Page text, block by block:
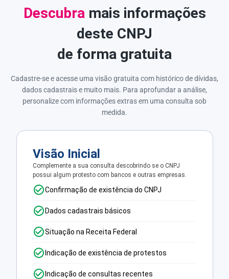
Descubra mais informações
deste CNPJ
de forma gratuita
Cadastre-se e acesse uma visão gratuita com histórico de dívidas,
dados cadastrais e muito mais. Para aprofundar a análise,
personalize com informações extras em uma consulta sob
medida.
Visão Inicial
Complemente a sua consulta descobrindo se o CNPJ
possui algum protesto com bancos e outras empresas.
Confirmação de existência do CNPJ
Dados cadastrais básicos
Situação na Receita Federal
Indicação de existência de protestos
Indicação de consultas recentes